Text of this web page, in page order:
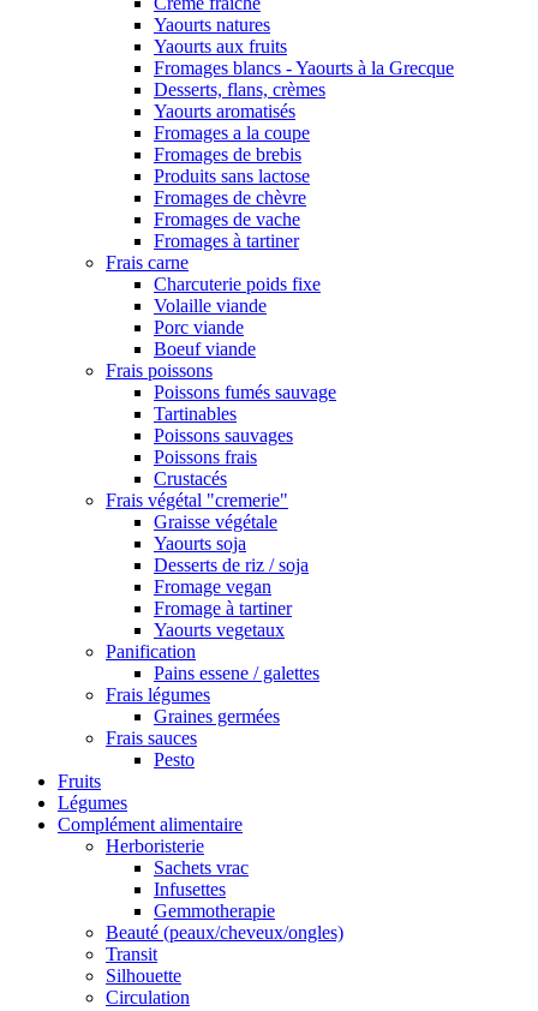
Yaourts natures
Yaourts aux fruits
Fromages blancs - Yaourts à la Grecque
Desserts, flans, crèmes
Yaourts aromatisés
Fromages a la coupe
Fromages de brebis
Produits sans lactose
Fromages de chèvre
Fromages de vache
Fromages à tartiner
Frais carne
Charcuterie poids fixe
Volaille viande
Porc viande
Boeuf viande
Frais poissons
Poissons fumés sauvage
Tartinables
Poissons sauvages
Poissons frais
Crustacés
Frais végétal "cremerie"
Graisse végétale
Yaourts soja
Desserts de riz / soja
Fromage vegan
Fromage à tartiner
Yaourts vegetaux
Panification
Pains essene / galettes
Frais légumes
Graines germées
Frais sauces
Pesto
Fruits
Légumes
Complément alimentaire
Herboristerie
Sachets vrac
Infusettes
Gemmotherapie
Beauté (peaux/cheveux/ongles)
Transit
Silhouette
Circulation